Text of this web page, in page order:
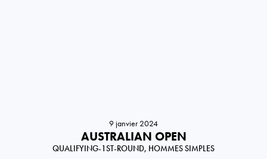
9 janvier 2024
AUSTRALIAN OPEN
QUALIFYING-1ST-ROUND, HOMMES SIMPLES